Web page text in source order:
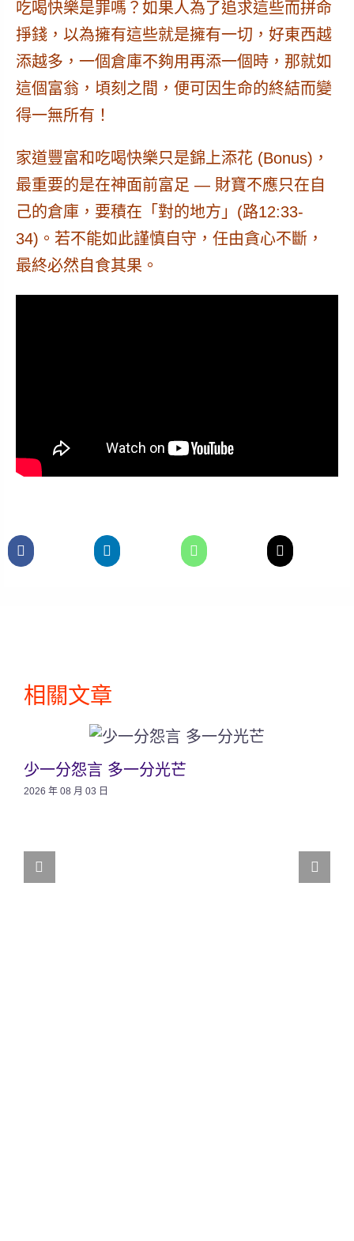
吃喝快樂是罪嗎？如果人為了追求這些而拼命
掙錢，以為擁有這些就是擁有一切，好東西越
添越多，一個倉庫不夠用再添一個時，那就如
這個富翁，頃刻之間，便可因生命的終結而變
得一無所有！
家道豐富和吃喝快樂只是錦上添花 (Bonus)，
最重要的是在神面前富足 — 財寶不應只在自
己的倉庫，要積在「對的地方」(路12:33-
34)。 若不能如此謹慎自守，任由貪心不斷，
最終必然自食其果。
相關文章
少一分怨言 多一分光芒
2026 年 08 月 03 日